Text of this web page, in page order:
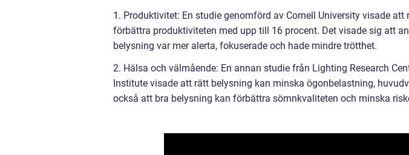
1. Produktivitet: En studie genomförd av Cornell University visade
förbättra produktiviteten med upp till 16 procent. Det visade sig att
belysning var mer alerta, fokuserade och hade mindre trötthet.
2. Hälsa och välmående: En annan studie från Lighting Research
Institute visade att rätt belysning kan minska ögonbelastning,
också att bra belysning kan förbättra sömnkvaliteten och minska